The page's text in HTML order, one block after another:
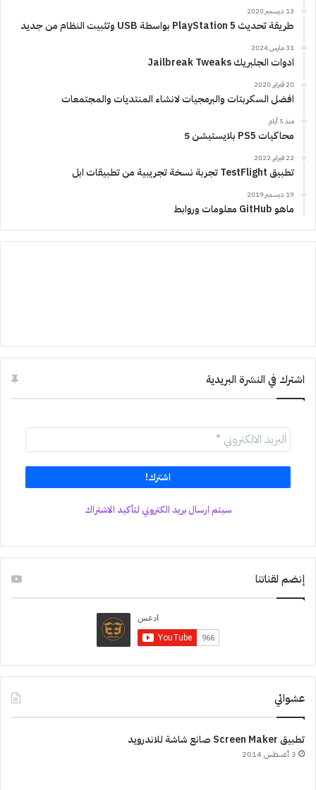
13 ديسمبر 2020
طريقة تحديث PlayStation 5 بواسطة USB وتثبيت النظام من جديد
31 مارس 2024
ادوات الجلبريك Jailbreak Tweaks
20 فبراير 2020
افضل السكربتات والبرمجيات لانشاء المنتديات والمجتمعات
منذ 5 أيام
محاكيات PS5 بلايستيشن 5
22 فبراير 2022
تطبيق TestFlight تجربة نسخة تجريبية من تطبيقات ابل
19 ديسمبر 2019
ماهو GitHub معلومات وروابط
اشترك في النشرة البريدية
سيتم ارسال بريد الكتروني لتأكيد الاشتراك
إنضم لقناتنا
عشوائي
تطبيق Screen Maker صانع شاشة للاندرويد
3 أغسطس 2014